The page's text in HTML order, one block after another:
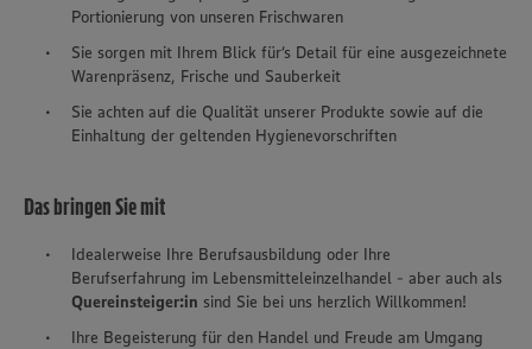
Portionierung von unseren Frischwaren
Sie sorgen mit Ihrem Blick für‘s Detail für eine ausgezeichnete
Warenpräsenz, Frische und Sauberkeit
Sie achten auf die Qualität unserer Produkte sowie auf die
Einhaltung der geltenden Hygienevorschriften
Das bringen Sie mit
Idealerweise Ihre Berufsausbildung oder Ihre
Berufserfahrung im Lebensmitteleinzelhandel - aber auch als
Quereinsteiger:in sind Sie bei uns herzlich Willkommen!
Ihre Begeisterung für den Handel und Freude am Umgang